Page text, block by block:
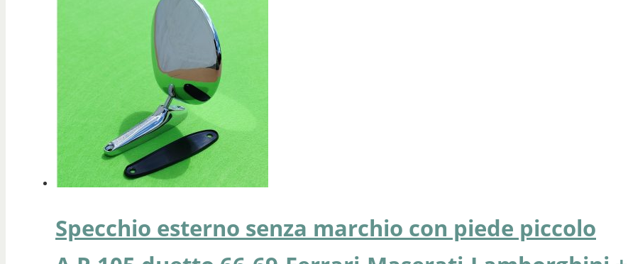
Specchio esterno senza marchio con piede piccolo